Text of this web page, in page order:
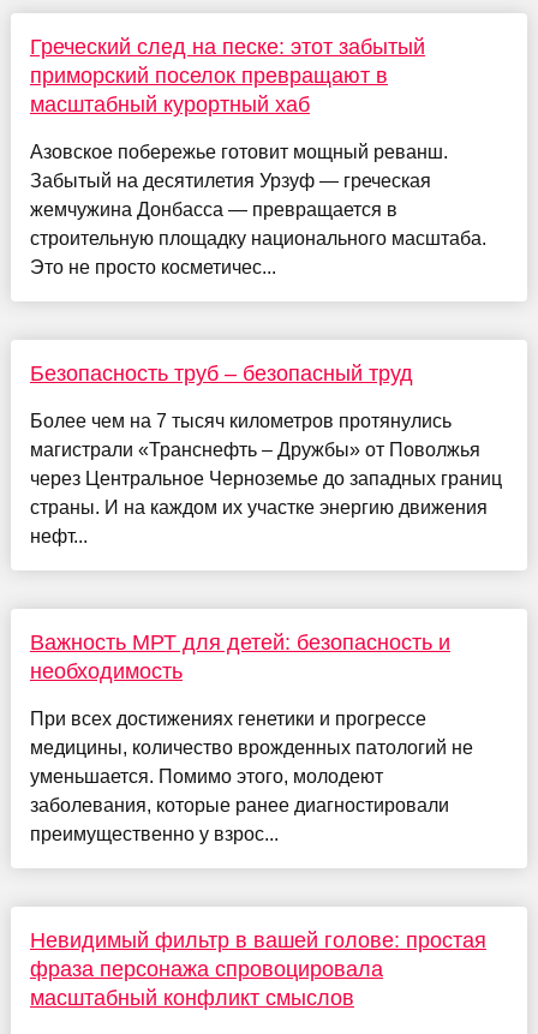
Греческий след на песке: этот забытый
приморский поселок превращают в
масштабный курортный хаб
Азовское побережье готовит мощный реванш.
Забытый на десятилетия Урзуф — греческая
жемчужина Донбасса — превращается в
строительную площадку национального масштаба.
Это не просто косметичес...
Безопасность труб – безопасный труд
Более чем на 7 тысяч километров протянулись
магистрали «Транснефть – Дружбы» от Поволжья
через Центральное Черноземье до западных границ
страны. И на каждом их участке энергию движения
нефт...
Важность МРТ для детей: безопасность и
необходимость
При всех достижениях генетики и прогрессе
медицины, количество врожденных патологий не
уменьшается. Помимо этого, молодеют
заболевания, которые ранее диагностировали
преимущественно у взрос...
Невидимый фильтр в вашей голове: простая
фраза персонажа спровоцировала
масштабный конфликт смыслов